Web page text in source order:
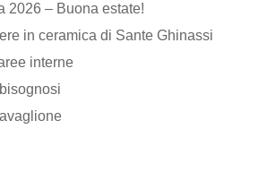
2026 – Buona estate!
in ceramica di Sante Ghinassi
interne